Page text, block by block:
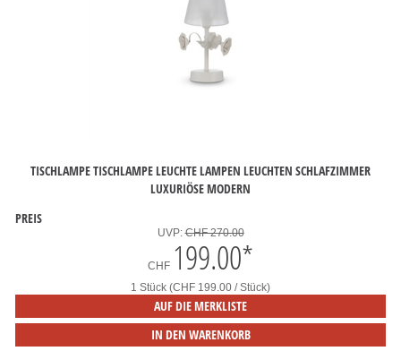
TISCHLAMPE TISCHLAMPE LEUCHTE LAMPEN LEUCHTEN SCHLAFZIMMER
LUXURIÖSE MODERN
PREIS
UVP:CHF 270.00
CHF 199.00*
1 Stück (CHF 199.00 / Stück)
AUF DIE MERKLISTE
IN DEN WARENKORB